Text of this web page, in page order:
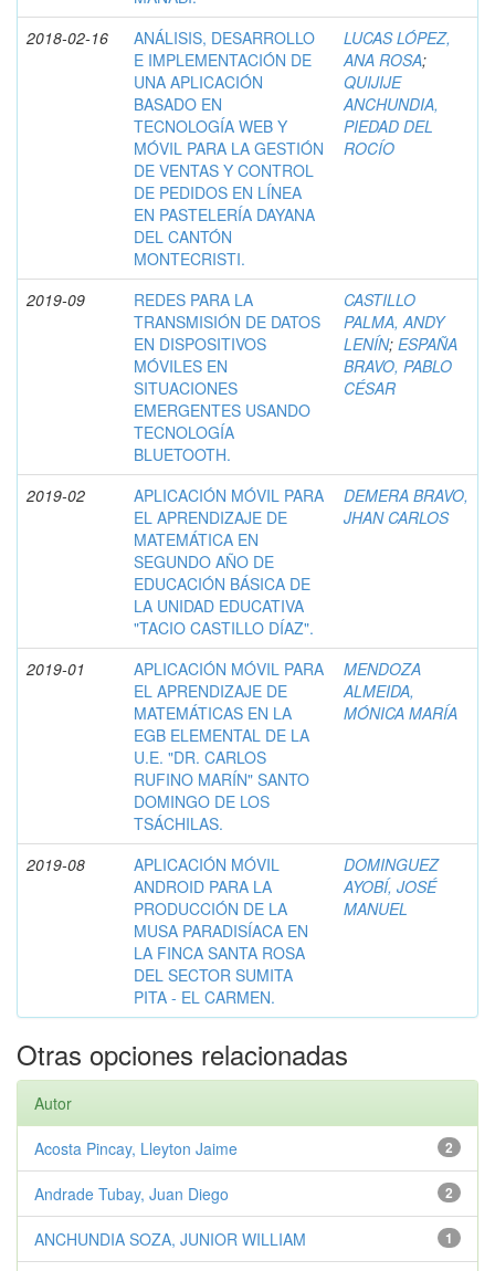
2018-02-16
ANÁLISIS, DESARROLLO
E IMPLEMENTACIÓN DE
UNA APLICACIÓN
BASADO EN
TECNOLOGÍA WEB Y
MÓVIL PARA LA GESTIÓN
DE VENTAS Y CONTROL
DE PEDIDOS EN LÍNEA
EN PASTELERÍA DAYANA
DEL CANTÓN
MONTECRISTI.
LUCAS LÓPEZ,
ANA ROSA;
QUIJIJE
ANCHUNDIA,
PIEDAD DEL
ROCÍO
2019-09
REDES PARA LA
TRANSMISIÓN DE DATOS
EN DISPOSITIVOS
MÓVILES EN
SITUACIONES
EMERGENTES USANDO
TECNOLOGÍA
BLUETOOTH.
CASTILLO
PALMA, ANDY
LENÍN; ESPAÑA
BRAVO, PABLO
CÉSAR
2019-02
APLICACIÓN MÓVIL PARA
EL APRENDIZAJE DE
MATEMÁTICA EN
SEGUNDO AÑO DE
EDUCACIÓN BÁSICA DE
LA UNIDAD EDUCATIVA
"TACIO CASTILLO DÍAZ".
DEMERA BRAVO,
JHAN CARLOS
2019-01
APLICACIÓN MÓVIL PARA
EL APRENDIZAJE DE
MATEMÁTICAS EN LA
EGB ELEMENTAL DE LA
U.E. "DR. CARLOS
RUFINO MARÍN" SANTO
DOMINGO DE LOS
TSÁCHILAS.
MENDOZA
ALMEIDA,
MÓNICA MARÍA
2019-08
APLICACIÓN MÓVIL
ANDROID PARA LA
PRODUCCIÓN DE LA
MUSA PARADISÍACA EN
LA FINCA SANTA ROSA
DEL SECTOR SUMITA
PITA - EL CARMEN.
DOMINGUEZ
AYOBÍ, JOSÉ
MANUEL
Otras opciones relacionadas
Autor
2
Acosta Pincay, Lleyton Jaime
2
Andrade Tubay, Juan Diego
1
ANCHUNDIA SOZA, JUNIOR WILLIAM